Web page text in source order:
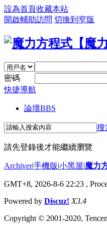
設為首頁收藏本站
開啟輔助訪問 切換到窄版
密碼
快捷導航
論壇BBS
搜
請先登錄後才能繼續瀏覽
Archiver|手機版|小黑屋|魔力
GMT+8, 2026-8-6 22:23 ,
Powered by Discuz! X3.4
Copyright © 2001-2020,